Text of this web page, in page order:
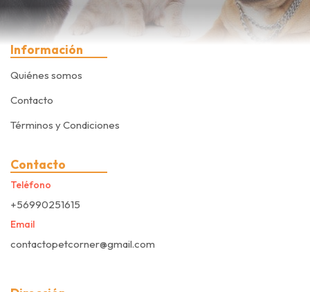
Información
Quiénes somos
Contacto
Términos y Condiciones
Contacto
Teléfono
+56990251615
Email
contactopetcorner@gmail.com